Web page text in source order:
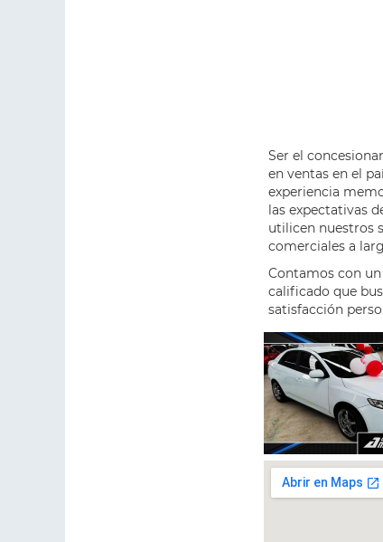
Ser el
en ventas en el
experiencia
las expectativas
utilicen nuestros
comerciales a
Contamos con
calificado que
satisfacción